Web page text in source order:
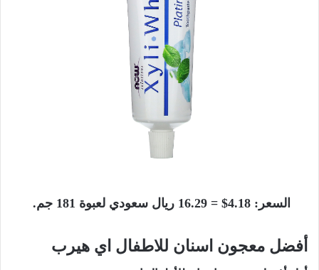
السعر: 4.18$ = 16.29 ريال سعودي لعبوة 181 جم.
أفضل معجون اسنان للاطفال اي هيرب